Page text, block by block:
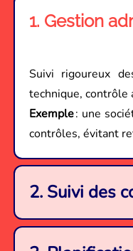
1. Gestion
Suivi rigoureux
technique, contrôle
Exemple: une
contrôles, évitant
2. Suivi des